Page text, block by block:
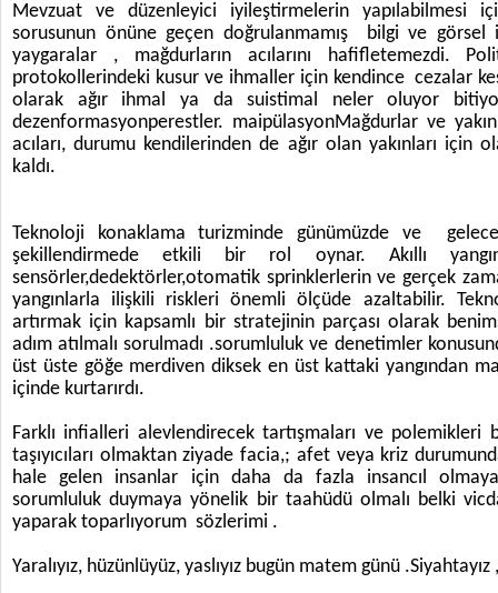
Mevzuat ve düzenleyici iyileştirmelerin yapılabilmesi
sorusunun önüne geçen doğrulanmamış bilgi ve
yaygaralar , mağdurların acılarını hafifletemezdi.
protokollerindeki kusur ve ihmaller için kendince cezalar
olarak ağır ihmal ya da suistimal neler oluyor
dezenformasyonperestler. maipülasyonMağdurlar ve
acıları, durumu kendilerinden de ağır olan yakınları
kaldı.
Teknoloji konaklama turizminde günümüzde ve
şekillendirmede etkili bir rol oynar. Akıllı
sensörler,dedektörler,otomatik sprinklerlerin ve gerçek
yangınlarla ilişkili riskleri önemli ölçüde azaltabilir.
artırmak için kapsamlı bir stratejinin parçası olarak
adım atılmalı sorulmadı .sorumluluk ve denetimler
üst üste göğe merdiven diksek en üst kattaki yangından
içinde kurtarırdı.
Farklı infialleri alevlendirecek tartışmaları ve polemikleri
taşıyıcıları olmaktan ziyade facia,; afet veya kriz
hale gelen insanlar için daha da fazla insancıl
sorumluluk duymaya yönelik bir taahüdü olmalı belki
yaparak toparlıyorum sözlerimi .
Yaralıyız, hüzünlüyüz, yaslıyız bugün matem günü .Siyahtayız ,